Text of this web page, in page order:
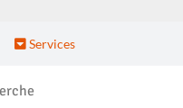
Services